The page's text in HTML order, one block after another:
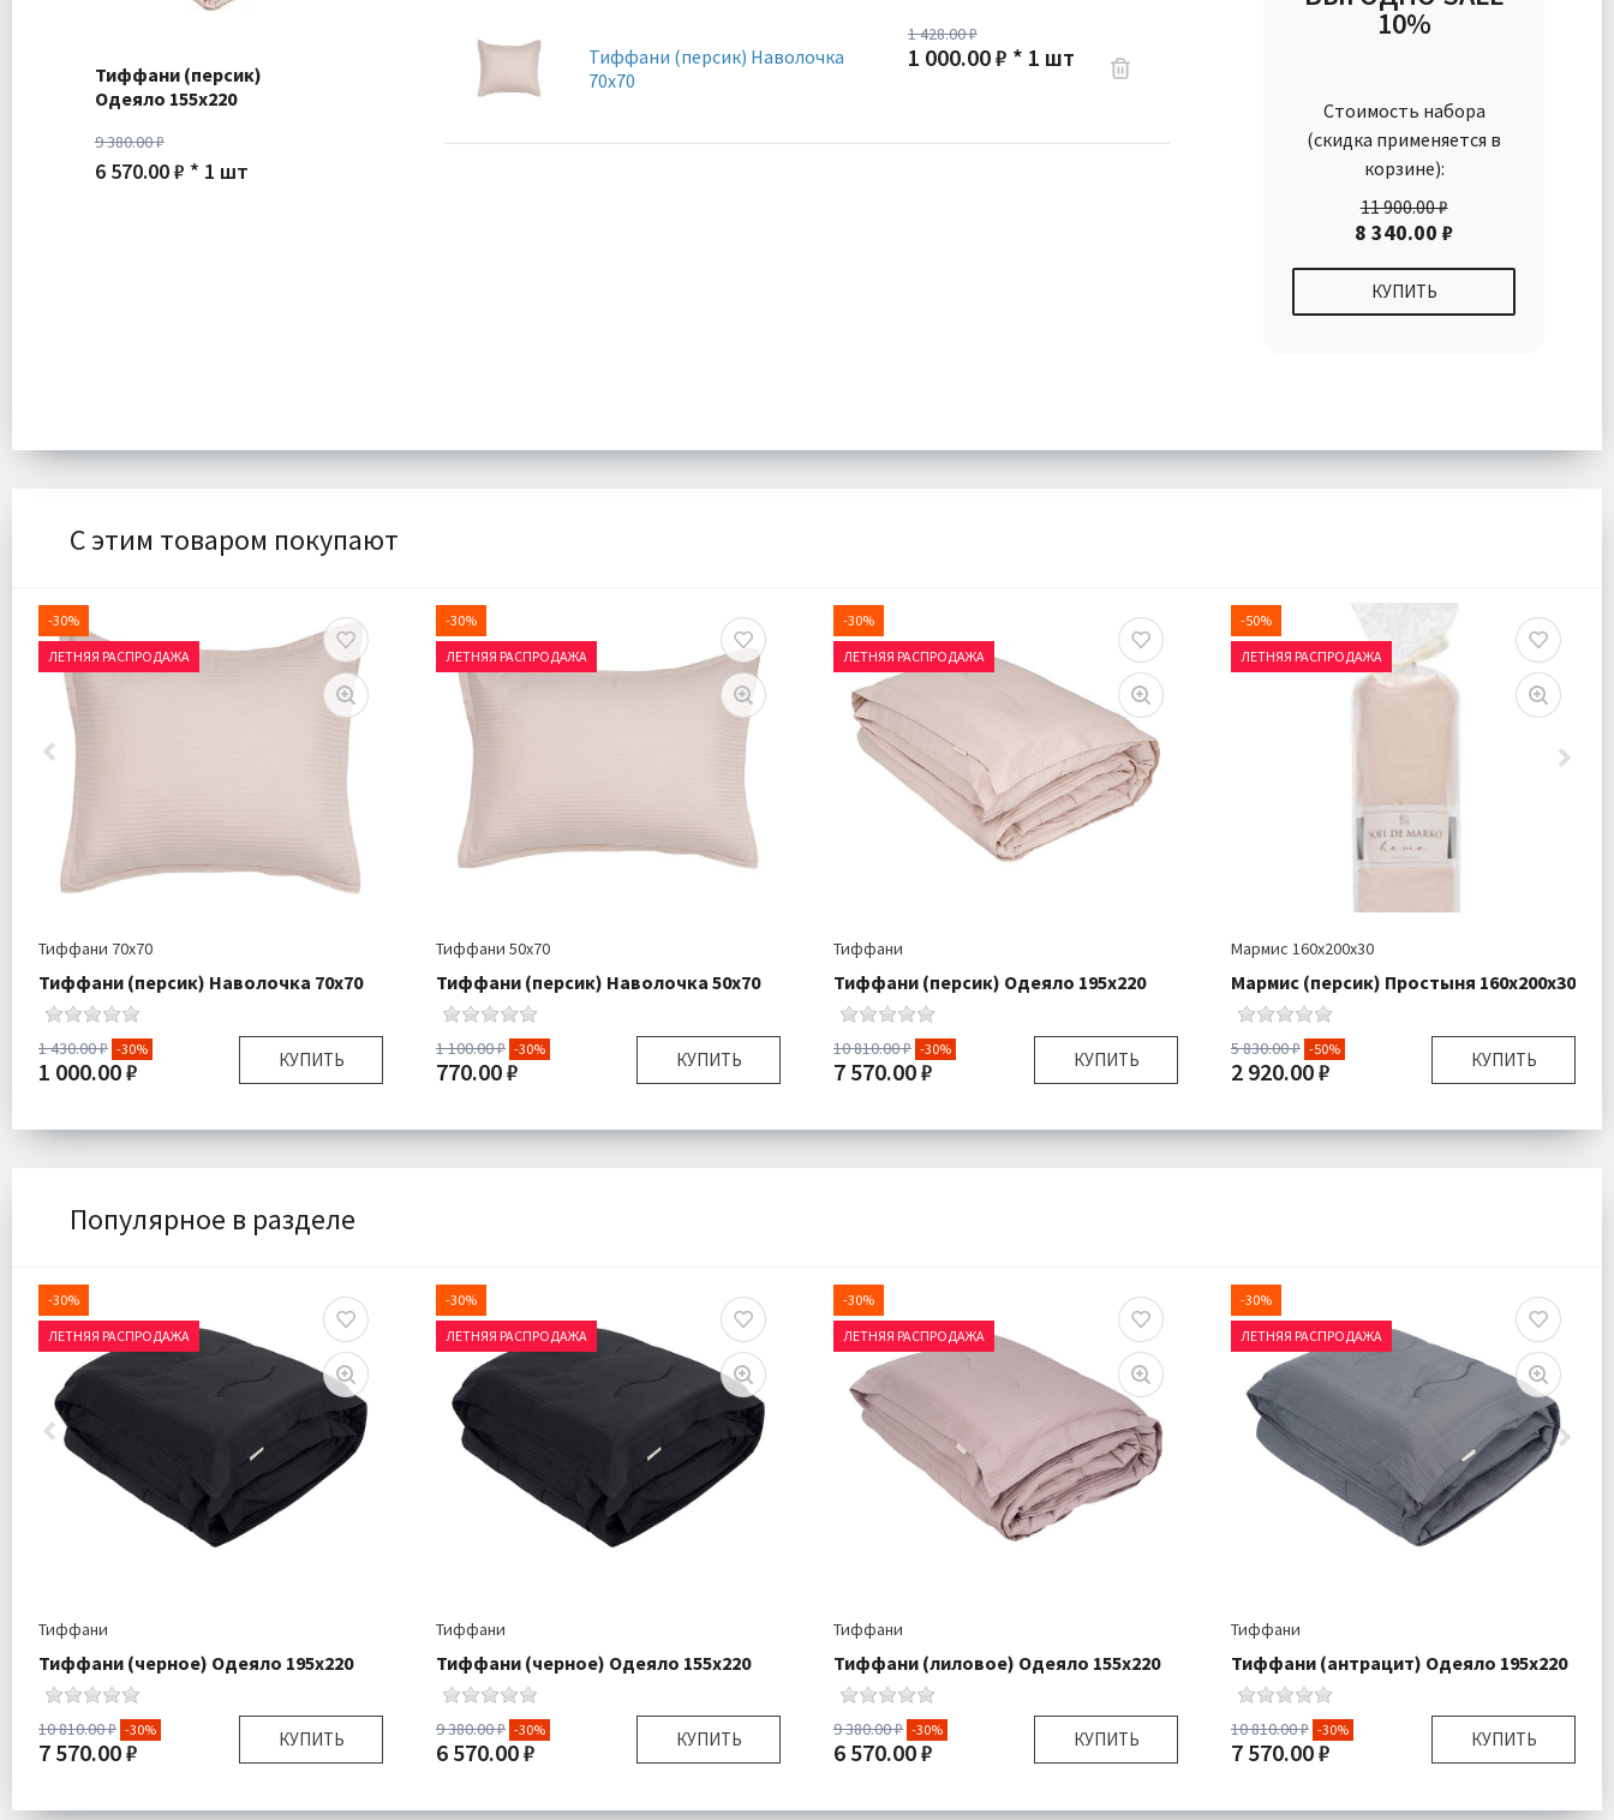
Тиффани (персик)
Одеяло 155х220
9 380.00 ₽
6 570.00 ₽ * 1 шт
Тиффани (персик) Наволочка
70х70
1 428.00 ₽
1 000.00 ₽ * 1 шт
10%
Стоимость набора
(скидка применяется в
корзине):
11 900.00 ₽
8 340.00 ₽
КУПИТЬ
С этим товаром покупают
-30%
ЛЕТНЯЯ РАСПРОДАЖА
Тиффани 70х70
Тиффани (персик) Наволочка 70х70
1 430.00 ₽ -30%
1 000.00 ₽ КУПИТЬ
Размер:
70х70 см
-30%
ЛЕТНЯЯ РАСПРОДАЖА
Тиффани 50х70
Тиффани (персик) Наволочка 50х70
1 100.00 ₽ -30%
770.00 ₽ КУПИТЬ
Размер:
50х70 см
-30%
ЛЕТНЯЯ РАСПРОДАЖА
Тиффани
Тиффани (персик) Одеяло 195х220
10 810.00 ₽ -30%
7 570.00 ₽ КУПИТЬ
Размер:
195х220 см
-50%
ЛЕТНЯЯ РАСПРОДАЖА
Мармис 160х200х30
Мармис (персик) Простыня 160х200х30
5 830.00 ₽ -50%
2 920.00 ₽ КУПИТЬ
Размер:
160х200 см Бортик 30 см
Популярное в разделе
-30%
ЛЕТНЯЯ РАСПРОДАЖА
Тиффани
Тиффани (черное) Одеяло 195х220
10 810.00 ₽ -30%
7 570.00 ₽ КУПИТЬ
Размер:
195х220 см
-30%
ЛЕТНЯЯ РАСПРОДАЖА
Тиффани
Тиффани (черное) Одеяло 155х220
9 380.00 ₽ -30%
6 570.00 ₽ КУПИТЬ
Размер:
155х220 см
-30%
ЛЕТНЯЯ РАСПРОДАЖА
Тиффани
Тиффани (лиловое) Одеяло 155х220
9 380.00 ₽ -30%
6 570.00 ₽ КУПИТЬ
Размер:
155х220 см
-30%
ЛЕТНЯЯ РАСПРОДАЖА
Тиффани
Тиффани (антрацит) Одеяло 195х220
10 810.00 ₽ -30%
7 570.00 ₽ КУПИТЬ
Размер:
195х220 см